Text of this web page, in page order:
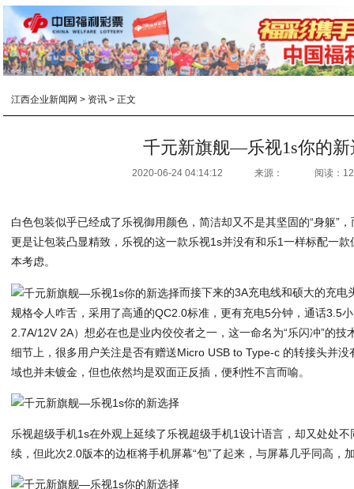
江西企业新闻网 > 资讯 > 正文
千元新旗舰—乐视1s你的新
2020-06-24 04:14:12 来源： 阅读：
白色包装似乎已经成了乐视御用颜色，简洁却又不是其坚固的“身躯”
更是让包装凸显精致，乐视的这一款乐视1s并没有和乐1一样标配一
本考虑。
而接下来的3A充电线和硕大的充电
规格令人咋舌，采用了高通的QC2.0标准，更有充电5分钟，通话3.5
2.7A/12V 2A）想必在也是业内佼佼者之一，这一命名为“乐闪冲”的
细节上，很多用户关注是否有赠送Micro USB to Type-c 的转接头并
域也并未镀金，但也依然均是双面正反插，便利性不言而喻。
乐视超级手机1s在外观上延续了乐视超级手机1设计语言，却又处处
续，但此次2.0版本的边框将手机屏幕“包”了起来，与屏幕几乎同高，